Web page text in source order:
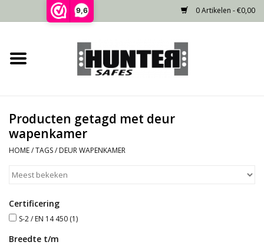
9,6 0 Artikelen - €0,00
Home
Gecertificeerd
Niet gecertificeerd
Recente projecten
Producten getagd met deur
wapenkamer
HOME/TAGS/ DEUR WAPENKAMER
Certificering
S-2 / EN 14 450 (1)
Breedte t/m